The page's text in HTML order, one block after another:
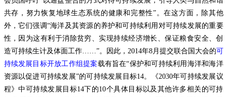
共存，努力恢复地球生态系统的健康和完整性”。在这方面，除其他
外，它们强调“海洋及其资源的养护和可持续利用对可持续发展的重要
性，因为这有利于消除贫穷、实现持续经济增长、保证粮食安全、创
造可持续生计及体面工作……”。因此，2014年8月提交联合国大会的可
持续发展目标开放工作组提案载有旨在“保护和可持续利用海洋和海洋
资源以促进可持续发展”的可持续发展目标14。《2030年可持续发展议
程》中可持续发展目标14下的10个具体目标以及其他许多相关的可持